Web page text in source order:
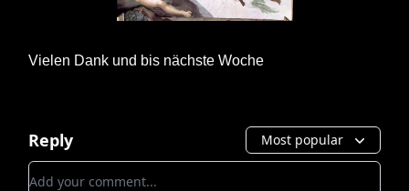
Vielen Dank und bis nächste Woche
Reply Most popular
Add your comment